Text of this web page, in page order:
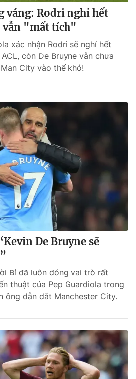
váng: Rodri nghỉ hết
vẫn "mất tích"
xác nhận Rodri sẽ nghỉ hết
còn De Bruyne vẫn chưa
City vào thế khó!
De Bruyne sẽ
Bỉ đã luôn đóng vai trò rất
thuật của Pep Guardiola trong
ông dẫn dắt Manchester City.